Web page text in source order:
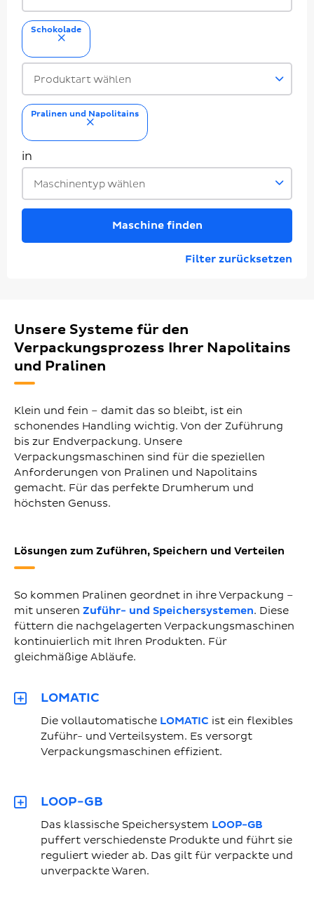
Schokolade
entfernen
Produktart wählen
Pralinen und Napolitains
entfernen
in
Maschinentyp wählen
Maschine finden
Filter zurücksetzen
Unsere Systeme für den
Verpackungsprozess Ihrer Napolitains
und Pralinen
Klein und fein – damit das so bleibt, ist ein
schonendes Handling wichtig. Von der Zuführung
bis zur Endverpackung. Unsere
Verpackungsmaschinen sind für die speziellen
Anforderungen von Pralinen und Napolitains
gemacht. Für das perfekte Drumherum und
höchsten Genuss.
Lösungen zum Zuführen, Speichern und Verteilen
So kommen Pralinen geordnet in ihre Verpackung –
mit unseren Zuführ- und Speichersystemen. Diese
füttern die nachgelagerten Verpackungsmaschinen
kontinuierlich mit Ihren Produkten. Für
gleichmäßige Abläufe.
LOMATIC
Die vollautomatische LOMATIC ist ein flexibles
Zuführ- und Verteilsystem. Es versorgt
Verpackungsmaschinen effizient.
LOOP-GB
Das klassische Speichersystem LOOP-GB
puffert verschiedenste Produkte und führt sie
reguliert wieder ab. Das gilt für verpackte und
unverpackte Waren.